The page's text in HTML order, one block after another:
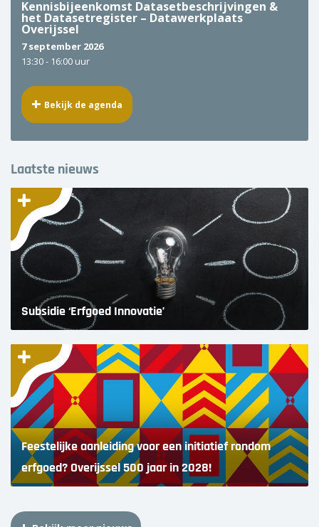
Kennisbijeenkomst Datasetbeschrijvingen &
het Datasetregister – Datawerkplaats
Overijssel
7 september 2026
13:30 - 16:00 uur
Bekijk de agenda
Laatste nieuws
Subsidie ‘Erfgoed Innovatie’
Feestelijke aanleiding voor een initiatief rondom
erfgoed? Overijssel 500 jaar in 2028!